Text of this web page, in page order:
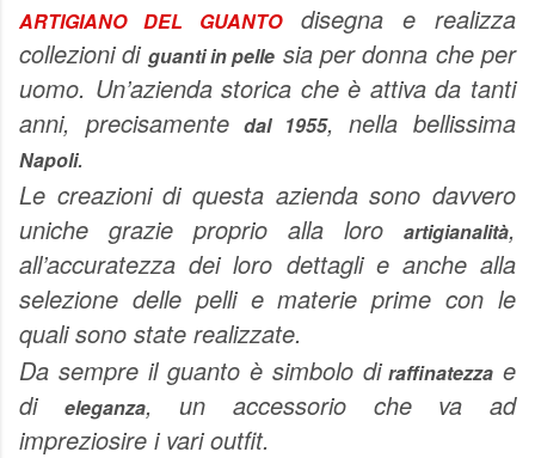
ARTIGIANO DEL GUANTOdisegna e realizza
collezioni di guanti in pelle sia per donna che per
uomo. Un’azienda storica che è attiva da tanti
anni, precisamentedal 1955, nella bellissima
Napoli.
Le creazioni di questa azienda sono davvero
uniche grazie proprio alla loro
artigianalità,
all’accuratezza dei loro dettagli e anche alla
selezione delle pelli e materie prime con le
quali sono state realizzate.
Da sempre il guanto è simbolo diraffinatezza e
di
eleganza, un accessorio che va ad
impreziosire i vari outfit.